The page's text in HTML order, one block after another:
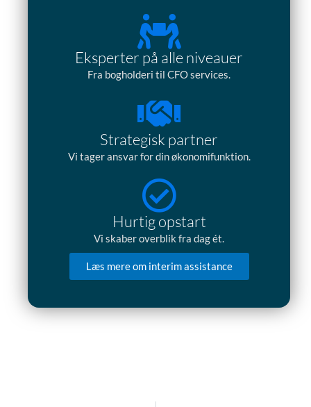
Eksperter på alle niveauer
Fra bogholderi til CFO services.
Strategisk partner
Vi tager ansvar for din økonomifunktion.
Hurtig opstart
Vi skaber overblik fra dag ét.
Læs mere om interim assistance